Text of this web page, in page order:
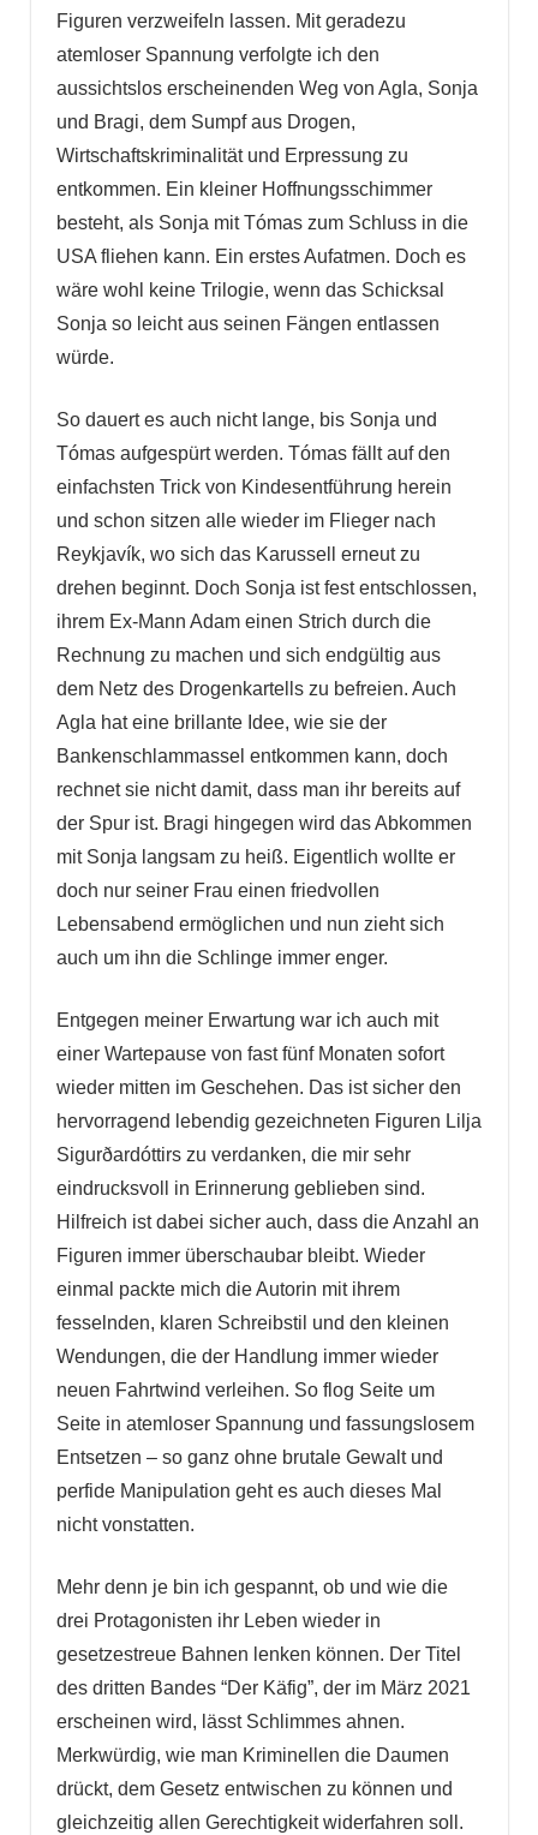
Figuren verzweifeln lassen. Mit geradezu
atemloser Spannung verfolgte ich den
aussichtslos erscheinenden Weg von Agla, Sonja
und Bragi, dem Sumpf aus Drogen,
Wirtschaftskriminalität und Erpressung zu
entkommen. Ein kleiner Hoffnungsschimmer
besteht, als Sonja mit Tómas zum Schluss in die
USA fliehen kann. Ein erstes Aufatmen. Doch es
wäre wohl keine Trilogie, wenn das Schicksal
Sonja so leicht aus seinen Fängen entlassen
würde.
So dauert es auch nicht lange, bis Sonja und
Tómas aufgespürt werden. Tómas fällt auf den
einfachsten Trick von Kindesentführung herein
und schon sitzen alle wieder im Flieger nach
Reykjavík, wo sich das Karussell erneut zu
drehen beginnt. Doch Sonja ist fest entschlossen,
ihrem Ex-Mann Adam einen Strich durch die
Rechnung zu machen und sich endgültig aus
dem Netz des Drogenkartells zu befreien. Auch
Agla hat eine brillante Idee, wie sie der
Bankenschlammassel entkommen kann, doch
rechnet sie nicht damit, dass man ihr bereits auf
der Spur ist. Bragi hingegen wird das Abkommen
mit Sonja langsam zu heiß. Eigentlich wollte er
doch nur seiner Frau einen friedvollen
Lebensabend ermöglichen und nun zieht sich
auch um ihn die Schlinge immer enger.
Entgegen meiner Erwartung war ich auch mit
einer Wartepause von fast fünf Monaten sofort
wieder mitten im Geschehen. Das ist sicher den
hervorragend lebendig gezeichneten Figuren Lilja
Sigurðardóttirs zu verdanken, die mir sehr
eindrucksvoll in Erinnerung geblieben sind.
Hilfreich ist dabei sicher auch, dass die Anzahl an
Figuren immer überschaubar bleibt. Wieder
einmal packte mich die Autorin mit ihrem
fesselnden, klaren Schreibstil und den kleinen
Wendungen, die der Handlung immer wieder
neuen Fahrtwind verleihen. So flog Seite um
Seite in atemloser Spannung und fassungslosem
Entsetzen – so ganz ohne brutale Gewalt und
perfide Manipulation geht es auch dieses Mal
nicht vonstatten.
Mehr denn je bin ich gespannt, ob und wie die
drei Protagonisten ihr Leben wieder in
gesetzestreue Bahnen lenken können. Der Titel
des dritten Bandes “Der Käfig”, der im März 2021
erscheinen wird, lässt Schlimmes ahnen.
Merkwürdig, wie man Kriminellen die Daumen
drückt, dem Gesetz entwischen zu können und
gleichzeitig allen Gerechtigkeit widerfahren soll.